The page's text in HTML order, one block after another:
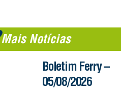
Mais Notícias
Boletim Ferry –
05/08/2026